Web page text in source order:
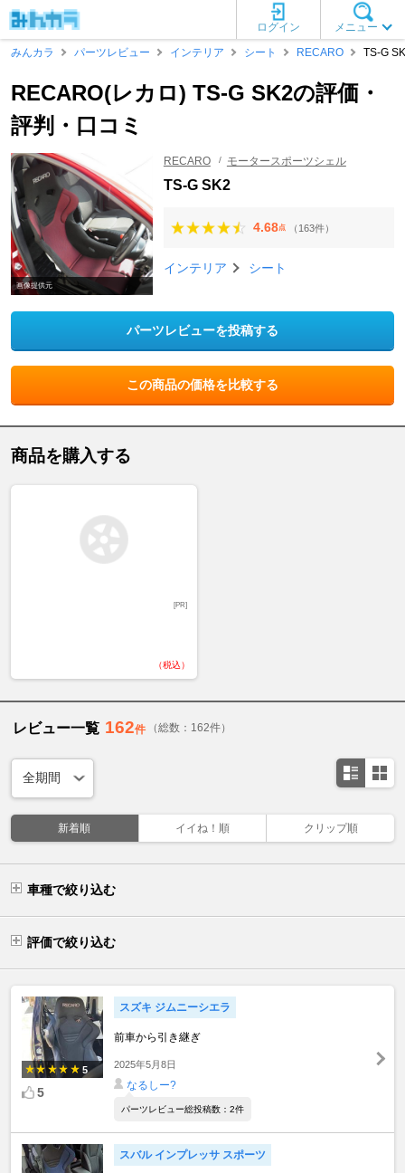
メニュー
ログイン
みんカラ
パーツレビュー インテリア シート RECARO TS-G
RECARO(レカロ) TS-G SK2の評価・
評判・口コミ
画像提供元
RECARO モータースポーツシェル
TS-G SK2
4.68点 （163件）
インテリア シート
パーツレビューを投稿する
この商品の価格を比較する
商品を購入する
[PR]
（税込）
レビュー一覧 162件 （総数：162件）
新着順 イイね！順 クリップ順
車種で絞り込む
評価で絞り込む
5
5
スズキ ジムニーシエラ
前車から引き継ぎ
2025年5月8日
なるしー?
パーツレビュー総投稿数：2件
スバル インプレッサ スポーツ